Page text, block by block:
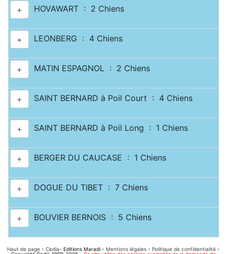
+ HOVAWART : 2 Chiens
+ LEONBERG : 4 Chiens
+ MATIN ESPAGNOL : 2 Chiens
+ SAINT BERNARD à Poil Court : 4 Chiens
+ SAINT BERNARD à Poil Long : 1 Chiens
+ BERGER DU CAUCASE : 1 Chiens
+ DOGUE DU TIBET : 7 Chiens
+ BOUVIER BERNOIS : 5 Chiens
Haut de page - Cedia- Editions Maradi - Mentions légales - Politique de confidentialité -